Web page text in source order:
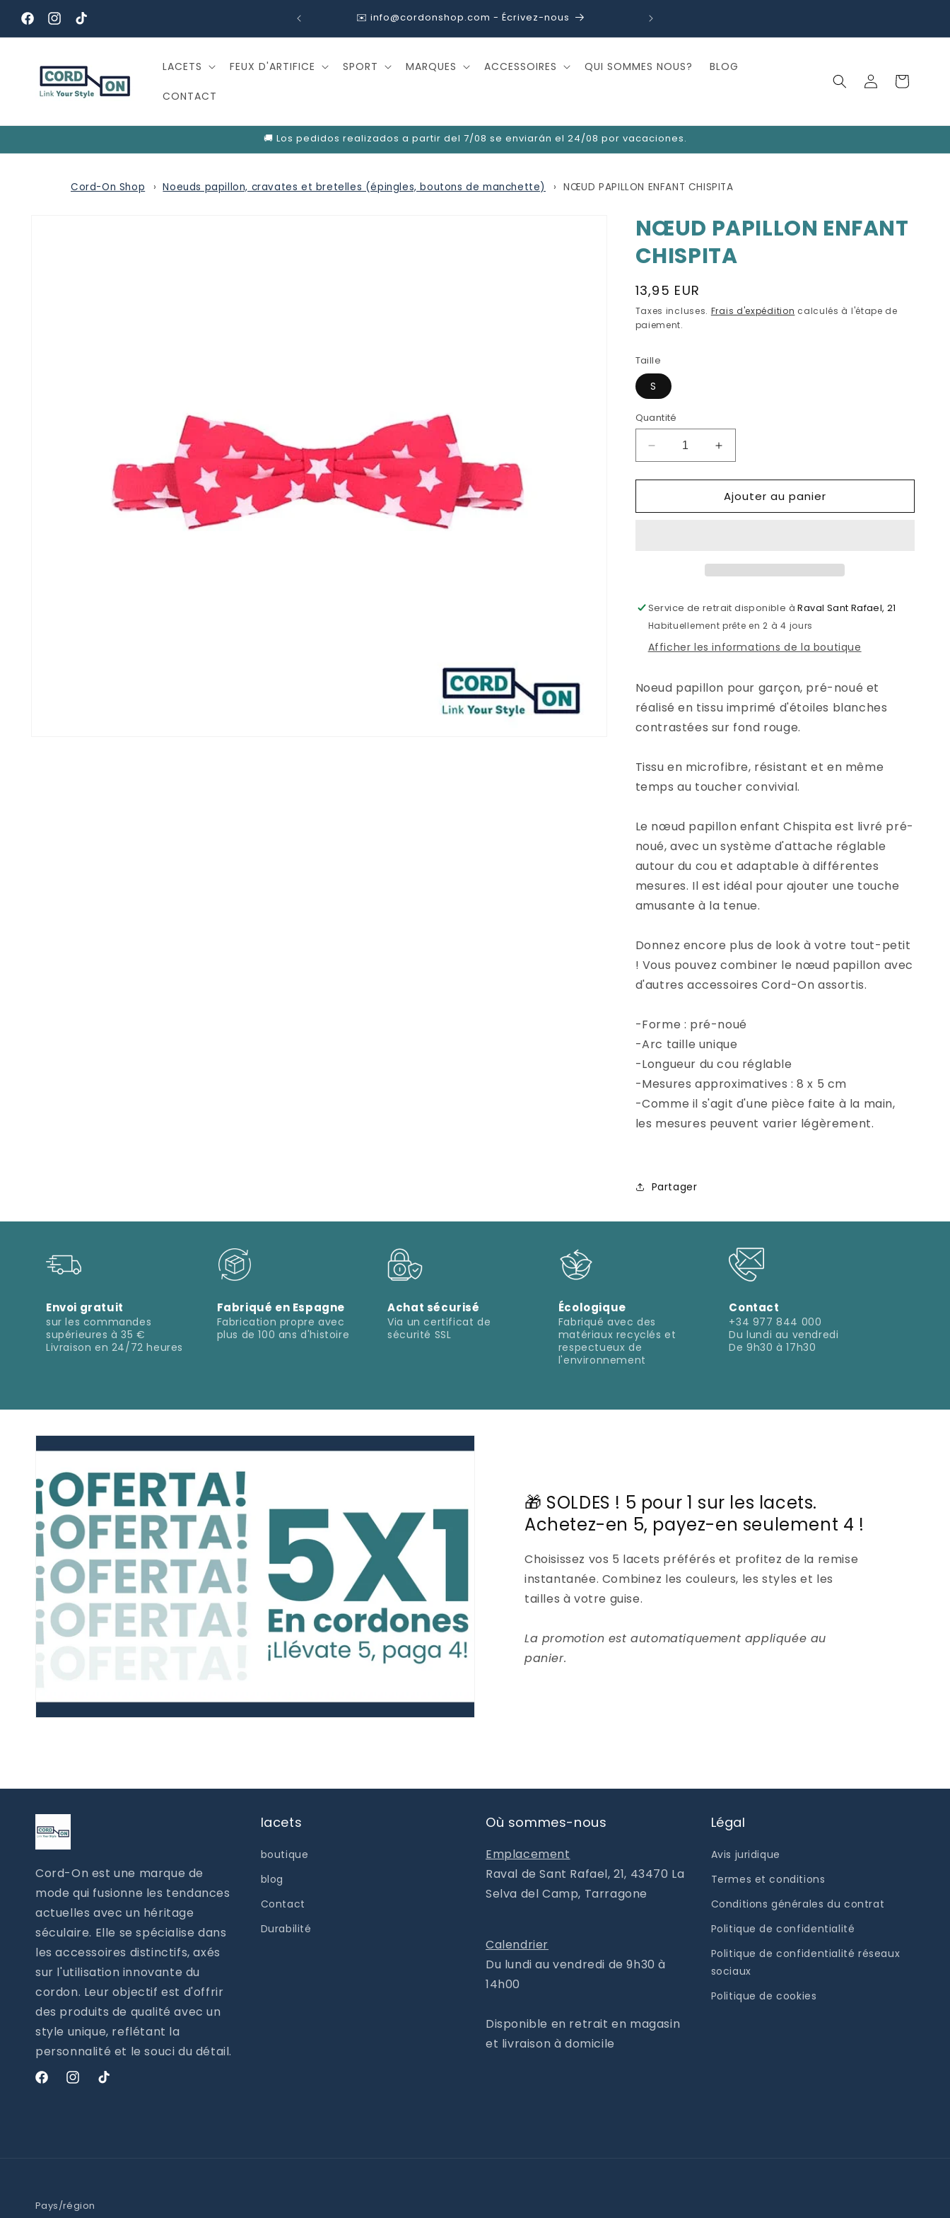
passer
au
contenu
FacebookInstagram
TikTok
📞 977 844 000 - Service Client ✉️ info@cordonshop.com - Écrivez-nous
🎁 SOLDES ! 5 pour 1 sur les lacets — Achetez-en 5, payez-
LACETS FEUX D'ARTIFICE SPORT MARQUES ACCESSOIRES QUI SOMMES NOUS? BLOG
CONTACT
ConnexionPanier
🚚 Los pedidos realizados a partir del 7/08 se enviarán el 24/08 por vacaciones.
Cord-On Shop Noeuds papillon, cravates et bretelles (épingles, boutons de manchette) NŒUD PAPILLON ENFANT CHISPITA
NŒUD PAPILLON ENFANT
CHISPITA
Prix
habituel
13,95 EUR
Taxes incluses. Frais d'expédition calculés à l'étape de
paiement.
Taille
S
Quantité
Réduire
la
quantité
NŒUD
Augmenter
la
quantité
de
NŒUD
Ajouter au panier
Service de retrait disponible àRaval Sant Rafael, 21
Habituellement prête en 2 à 4 jours
Afficher les informations de la boutique
Noeud papillon pour garçon, pré-noué et
réalisé en tissu imprimé d'étoiles blanches
contrastées sur fond rouge.
Tissu en microfibre, résistant et en même
temps au toucher convivial.
Le nœud papillon enfant Chispita est livré pré-
noué, avec un système d'attache réglable
autour du cou et adaptable à différentes
mesures. Il est idéal pour ajouter une touche
amusante à la tenue.
Donnez encore plus de look à votre tout-petit
! Vous pouvez combiner le nœud papillon avec
d'autres accessoires Cord-On assortis.
-Forme : pré-noué
-Arc taille unique
-Longueur du cou réglable
-Mesures approximatives : 8 x 5 cm
-Comme il s'agit d'une pièce faite à la main,
les mesures peuvent varier légèrement.
Partager
Envoi gratuit
sur les commandes
supérieures à 35 €
Livraison en 24/72 heures
Fabriqué en Espagne
Fabrication propre avec
plus de 100 ans d'histoire
Achat sécurisé
Via un certificat de
sécurité SSL
Écologique
Fabriqué avec des
matériaux recyclés et
respectueux de
l'environnement
Contact
+34 977 844 000
Du lundi au vendredi
De 9h30 à 17h30
🎁 SOLDES ! 5 pour 1 sur les lacets.
Achetez-en 5, payez-en seulement 4 !
Choisissez vos 5 lacets préférés et profitez de la remise
instantanée. Combinez les couleurs, les styles et les
tailles à votre guise.
La promotion est automatiquement appliquée au
panier.
Cord-On est une marque de
mode qui fusionne les tendances
actuelles avec un héritage
séculaire. Elle se spécialise dans
les accessoires distinctifs, axés
sur l'utilisation innovante du
cordon. Leur objectif est d'offrir
des produits de qualité avec un
style unique, reflétant la
personnalité et le souci du détail.
FacebookInstagram
TikTok
lacets
boutique
blog
Contact
Durabilité
Où sommes-nous
Emplacement
Raval de Sant Rafael, 21, 43470 La
Selva del Camp, Tarragone
Calendrier
Du lundi au vendredi de 9h30 à
14h00
Disponible en retrait en magasin
et livraison à domicile
Légal
Avis juridique
Termes et conditions
Conditions générales du contrat
Politique de confidentialité
Politique de confidentialité réseaux
sociaux
Politique de cookies
Pays/région